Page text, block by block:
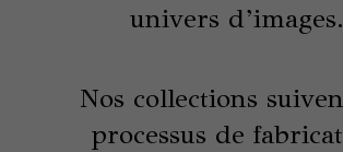
univers d’images.
Nos collections
processus de